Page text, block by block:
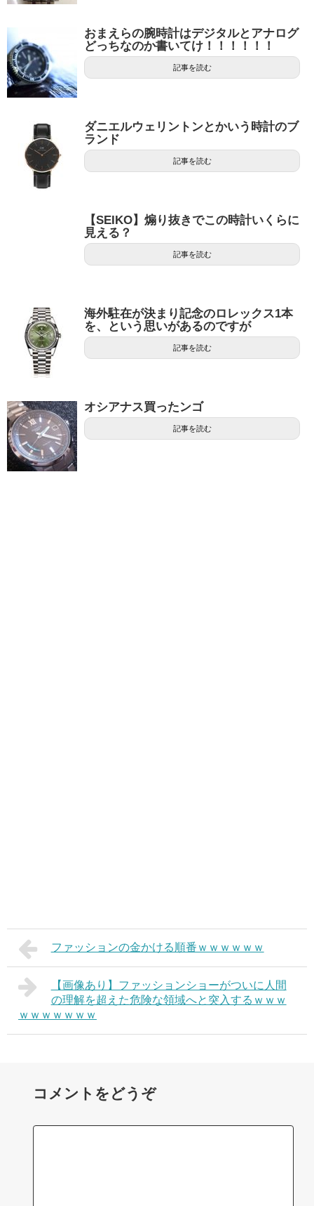
おまえらの腕時計はデジタルとアナログ
どっちなのか書いてけ！！！！！！
記事を読む
ダニエルウェリントンとかいう時計のブ
ランド
記事を読む
【SEIKO】煽り抜きでこの時計いくらに
見える？
記事を読む
海外駐在が決まり記念のロレックス1本
を、という思いがあるのですが
記事を読む
オシアナス買ったンゴ
記事を読む
ファッションの金かける順番ｗｗｗｗｗｗ
【画像あり】ファッションショーがついに人間
の理解を超えた危険な領域へと突入するｗｗｗ
ｗｗｗｗｗｗｗ
コメントをどうぞ